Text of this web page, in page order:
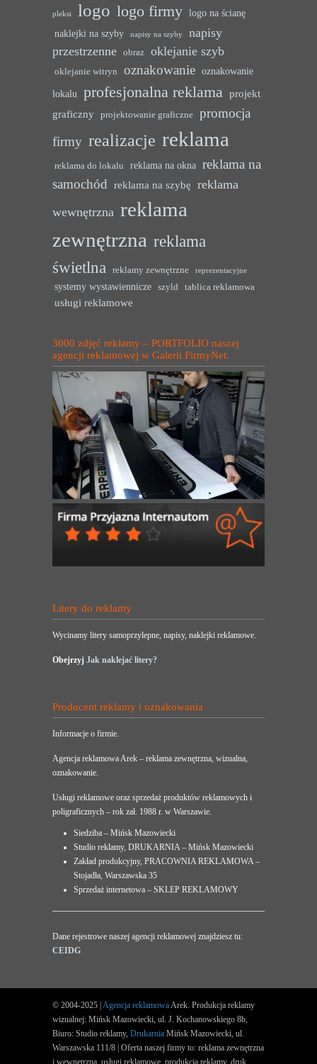
pleksi logo logo firmy logo na ścianę
naklejki na szyby
napisy na szyby
napisy
przestrzenne
obraz oklejanie szyb
oklejanie witryn oznakowanie oznakowanie
lokalu profesjonalna reklama projekt
graficzny
projektowanie graficzne
promocja
firmy realizacje reklama
reklama do lokalu reklama na okna reklama na
samochód reklama na szybę reklama
wewnętrzna reklama
zewnętrzna reklama
świetlna
reklamy zewnętrzne reprezentacyjne
systemy wystawiennicze szyld tablica reklamowa
usługi reklamowe
3000 zdjęć reklamy – PORTFOLIO naszej
agencji reklamowej w Galerii FirmyNet.
Litery do reklamy
Wycinamy litery samoprzylepne, napisy, naklejki reklamowe.
Obejrzyj Jak naklejać litery?
Producent reklamy i oznakowania
Informacje o firmie.
Agencja reklamowa Arek – reklama zewnętrzna, wizualna,
oznakowanie.
Usługi reklamowe oraz sprzedaż produktów reklamowych i
poligraficznych – rok zał. 1988 r. w Warszawie.
Siedziba – Mińsk Mazowiecki
Studio reklamy, DRUKARNIA – Mińsk Mazowiecki
Zakład produkcyjny, PRACOWNIA REKLAMOWA –
Stojadła, Warszawska 35
Sprzedaż internetowa – SKLEP REKLAMOWY
Dane rejestrowe naszej agencji reklamowej znajdziesz tu:
CEIDG
© 2004-2025 | Agencja reklamowaArek. Produkcja reklamy
wizualnej: Mińsk Mazowiecki, ul. J. Kochanowskiego 8b,
Biuro: Studio reklamy, Drukarnia Mińsk Mazowiecki, ul.
Warszawska 111/8 | Oferta naszej firmy to: reklama zewnętrzna
i wewnętrzna, usługi reklamowe, produkcja reklamy, druk.